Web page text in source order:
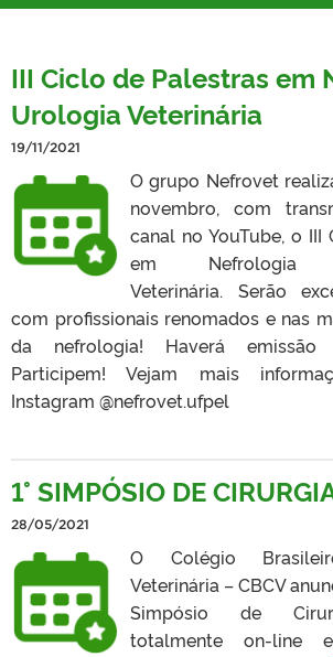
INTERNACIONAL
PORTARIAS
TELEFONES
III Ciclo de Palestras em
Urologia Veterinária
19/11/2021
O grupo Nefrovet
novembro, com
canal no YouTube, o
em
Veterinária. Serão
com profissionais renomados e nas
da nefrologia! Haverá emissão
Participem! Vejam mais
Instagram @nefrovet.ufpel
1° SIMPÓSIO DE
28/05/2021
O Colégio
Veterinária – CBCV
Simpósio de
totalmente on-line